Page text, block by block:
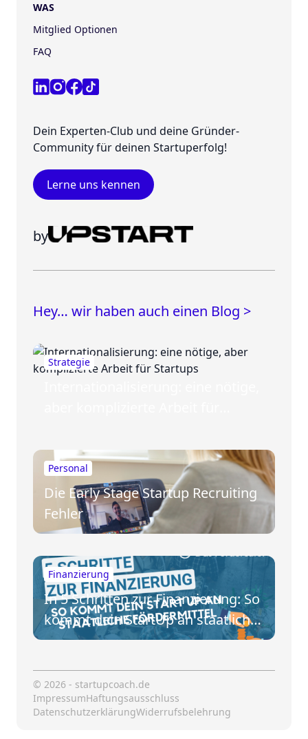
WAS
Mitglied Optionen
FAQ
Dein Experten-Club und deine Gründer-
Community für deinen Startuperfolg!
Lerne uns kennen
by
Hey… wir haben auch einen Blog >
Strategie
Personal
Die Early Stage Startup Recruiting
Fehler
Finanzierung
In 5 Schritten zur Finanzierung: So
kommt dein StartUp an staatliche
Fördermittel
© 2026 - startupcoach.de
ImpressumHaftungsausschluss
DatenschutzerklärungWiderrufsbelehrung